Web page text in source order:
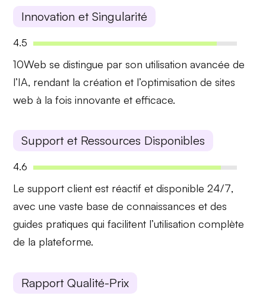
Innovation et Singularité
4.5
10Web se distingue par sonutilisation avancée de
l’IA, rendant la création et l’optimisation de sites
web à la fois innovante et efficace.
Support et Ressources Disponibles
4.6
Le support client est réactif et disponible 24/7,
avec une vaste base de connaissances et des
guides pratiques qui facilitent l’utilisation complète
de la plateforme.
Rapport Qualité-Prix